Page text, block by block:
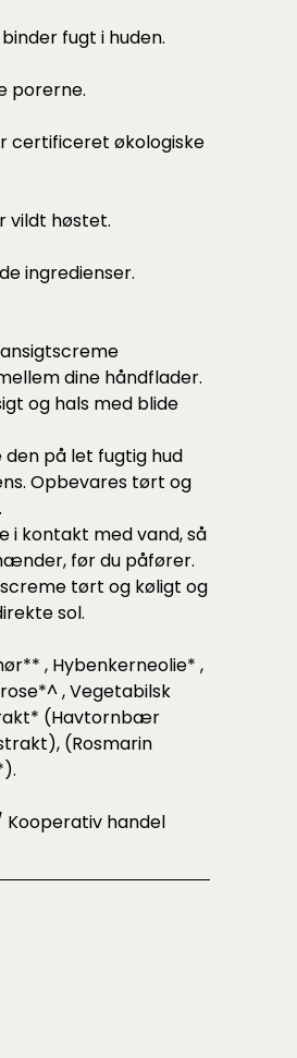
fugt i huden.
porerne.
certificeret økologiske
vildt høstet.
ingredienser.
dine håndflader.
og hals med blide
på let fugtig hud
Opbevares tørt og
i kontakt med vand, så
før du påfører.
tørt og køligt og
sol.
, Hybenkerneolie* ,
, Vegetabilsk
(Havtornbær
(Rosmarin
handel